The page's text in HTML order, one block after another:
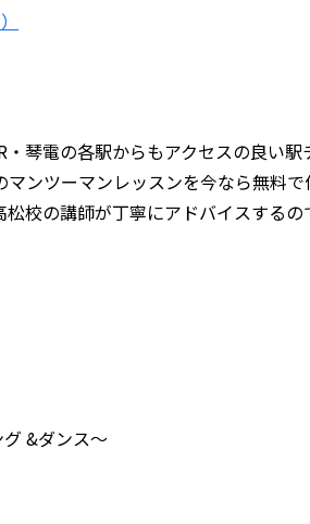
琴電の各駅からもアクセスの良い駅
ンツーマンレッスンを今なら無料で
校の講師が丁寧にアドバイスするの
&ダンス～